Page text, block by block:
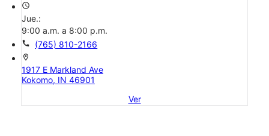
access_time
Jue.:
9:00 a.m. a 8:00 p.m.
call (765) 810-2166
location_on
1917 E Markland Ave
Kokomo, IN 46901
Ver